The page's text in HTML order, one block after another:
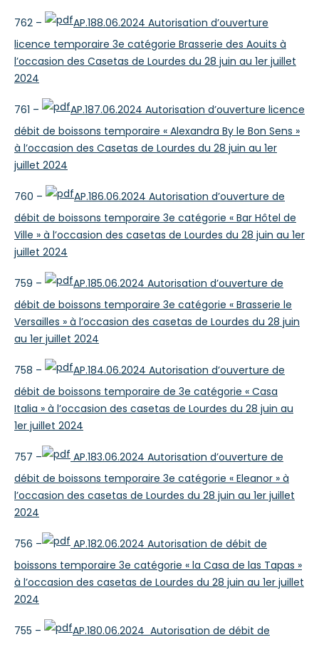
762 –
AP.188.06.2024 Autorisation d’ouverture
licence temporaire 3e catégorie Brasserie des Aouits à
l’occasion des Casetas de Lourdes du 28 juin au 1er juillet
2024
761 –
AP.187.06.2024 Autorisation d’ouverture licence
débit de boissons temporaire « Alexandra By le Bon Sens »
à l’occasion des Casetas de Lourdes du 28 juin au 1er
juillet 2024
760 –
AP.186.06.2024 Autorisation d’ouverture de
débit de boissons temporaire 3e catégorie « Bar Hôtel de
Ville » à l’occasion des casetas de Lourdes du 28 juin au 1er
juillet 2024
759 –
AP.185.06.2024 Autorisation d’ouverture de
débit de boissons temporaire 3e catégorie « Brasserie le
Versailles » à l’occasion des casetas de Lourdes du 28 juin
au 1er juillet 2024
758 –
AP.184.06.2024 Autorisation d’ouverture de
débit de boissons temporaire de 3e catégorie « Casa
Italia » à l’occasion des casetas de Lourdes du 28 juin au
1er juillet 2024
757 –
AP.183.06.2024 Autorisation d’ouverture de
débit de boissons temporaire 3e catégorie « Eleanor » à
l’occasion des casetas de Lourdes du 28 juin au 1er juillet
2024
756 –
AP.182.06.2024 Autorisation de débit de
boissons temporaire 3e catégorie « la Casa de las Tapas »
à l’occasion des casetas de Lourdes du 28 juin au 1er juillet
2024
755 –
AP.180.06.2024 Autorisation de débit de